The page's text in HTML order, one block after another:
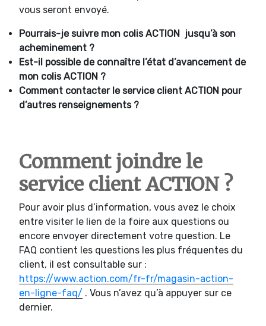
vous seront envoyé.
Pourrais-je suivre mon colis ACTION jusqu’à son
acheminement ?
Est-il possible de connaître l’état d’avancement de
mon colis ACTION ?
Comment contacter le service client ACTION pour
d’autres renseignements ?
Comment joindre le
service client ACTION ?
Pour avoir plus d’information, vous avez le choix
entre visiter le lien de la foire aux questions ou
encore envoyer directement votre question. Le
FAQ contient les questions les plus fréquentes du
client, il est consultable sur :
https://www.action.com/fr-fr/magasin-action-
en-ligne-faq/ . Vous n’avez qu’à appuyer sur ce
dernier.